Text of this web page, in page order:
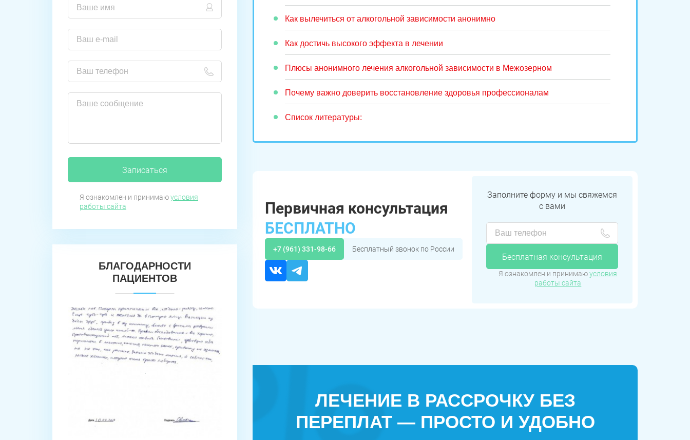
Как вылечиться от алкогольной зависимости анонимно
Как достичь высокого эффекта в лечении
Плюсы анонимного лечения алкогольной зависимости в Межозерном
Почему важно доверить восстановление здоровья профессионалам
Список литературы:
Первичная консультация
БЕСПЛАТНО
+7 (961) 331-98-66 Бесплатный звонок по России
Заполните форму и мы свяжемся
с вами
Бесплатная консультация
Я ознакомлен и принимаюусловия
работы сайта
ЛЕЧЕНИЕ В РАССРОЧКУ БЕЗ
ПЕРЕПЛАТ — ПРОСТО И УДОБНО
Записаться
Я ознакомлен и принимаюусловия
работы сайта
БЛАГОДАРНОСТИ
ПАЦИЕНТОВ